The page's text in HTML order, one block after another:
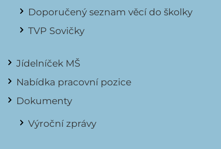
Doporučený seznam věcí do školky
TVP Sovičky
Jídelníček MŠ
Nabídka pracovní pozice
Dokumenty
Výroční zprávy